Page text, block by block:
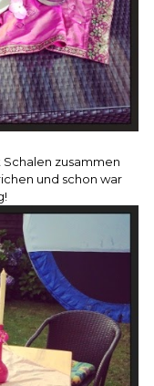
zusammen
und schon war